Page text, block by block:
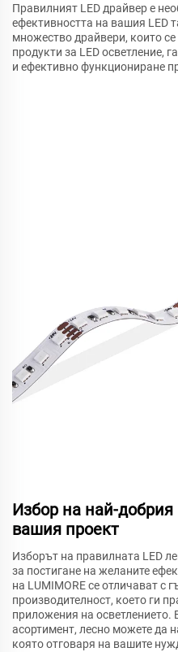
Правилният LED драйвер е
ефективността на вашия LED
множество драйвери, които
продукти за LED осветление,
и ефективно функциониране
Избор на най-добрия
вашия проект
Изборът на правилната LED
за постигане на желаните
на LUMIMORE се отличават с
производителност, което ги
приложения на
асортимент, лесно можете да
която отговаря на вашите